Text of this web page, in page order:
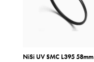
NiSi UV SMC L395 58mm